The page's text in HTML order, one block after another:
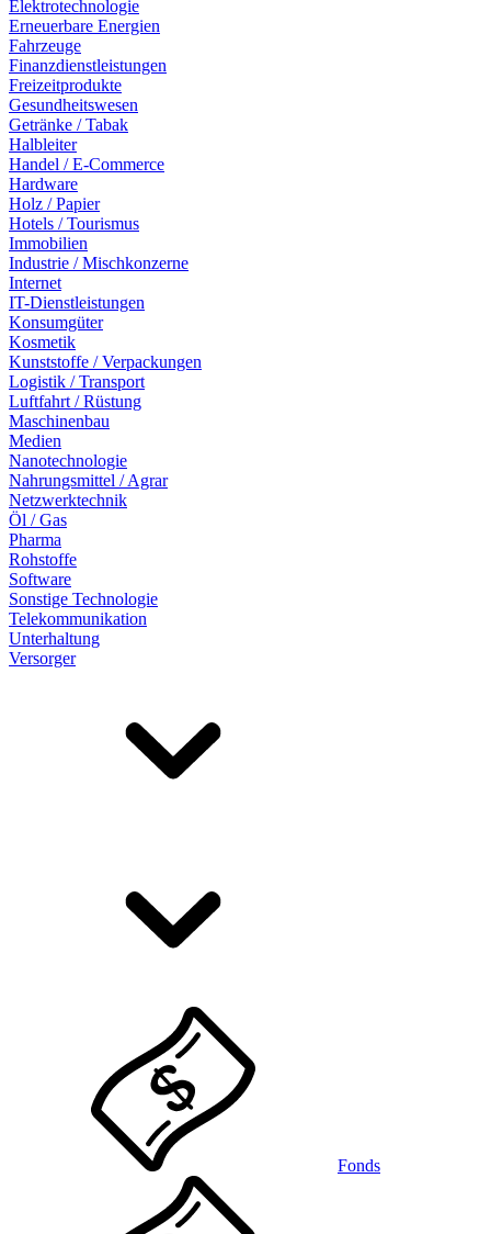
Elektrotechnologie
Erneuerbare Energien
Fahrzeuge
Finanzdienstleistungen
Freizeitprodukte
Gesundheitswesen
Getränke / Tabak
Halbleiter
Handel / E-Commerce
Hardware
Holz / Papier
Hotels / Tourismus
Immobilien
Industrie / Mischkonzerne
Internet
IT-Dienstleistungen
Konsumgüter
Kosmetik
Kunststoffe / Verpackungen
Logistik / Transport
Luftfahrt / Rüstung
Maschinenbau
Medien
Nanotechnologie
Nahrungsmittel / Agrar
Netzwerktechnik
Öl / Gas
Pharma
Rohstoffe
Software
Sonstige Technologie
Telekommunikation
Unterhaltung
Versorger
Fonds